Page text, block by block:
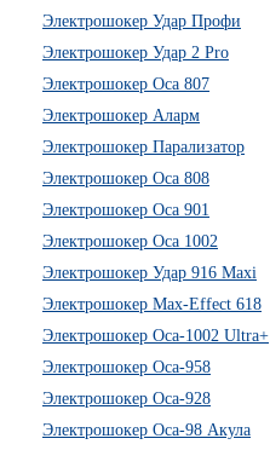
Электрошокер Удар Профи
Электрошокер Удар 2 Pro
Электрошокер Оса 807
Электрошокер Аларм
Электрошокер Парализатор
Электрошокер Оса 808
Электрошокер Оса 901
Электрошокер Оса 1002
Электрошокер Удар 916 Maxi
Электрошокер Max-Effect 618
Электрошокер Оса-1002 Ultra+
Электрошокер Оса-958
Электрошокер Оса-928
Электрошокер Оса-98 Акула